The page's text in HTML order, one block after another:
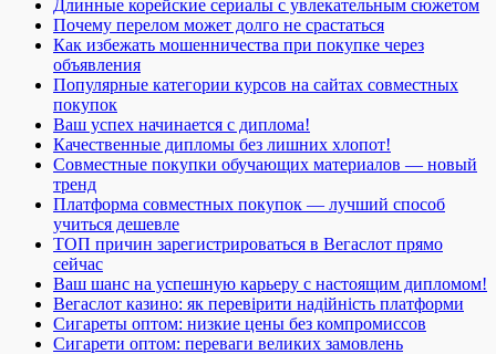
Длинные корейские сериалы с увлекательным сюжетом
Почему перелом может долго не срастаться
Как избежать мошенничества при покупке через
объявления
Популярные категории курсов на сайтах совместных
покупок
Ваш успех начинается с диплома!
Качественные дипломы без лишних хлопот!
Совместные покупки обучающих материалов — новый
тренд
Платформа совместных покупок — лучший способ
учиться дешевле
ТОП причин зарегистрироваться в Вегаслот прямо
сейчас
Ваш шанс на успешную карьеру с настоящим дипломом!
Вегаслот казино: як перевірити надійність платформи
Сигареты оптом: низкие цены без компромиссов
Сигарети оптом: переваги великих замовлень